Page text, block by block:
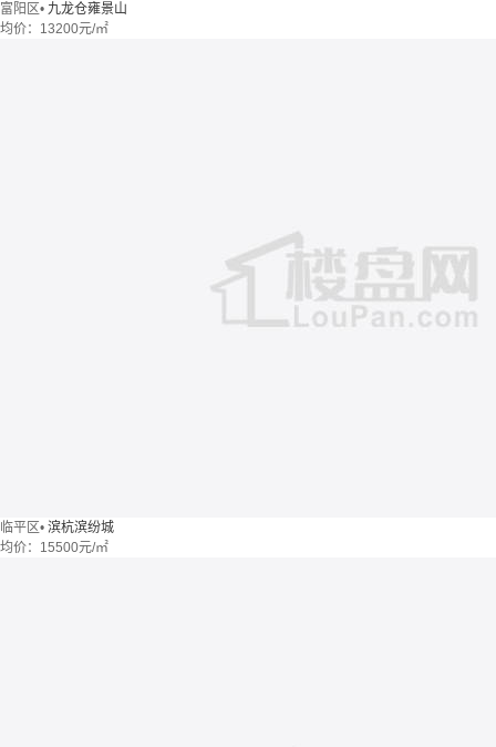
富阳区• 九龙仓雍景山
均价： 13200元/㎡
临平区• 滨杭滨纷城
均价： 15500元/㎡